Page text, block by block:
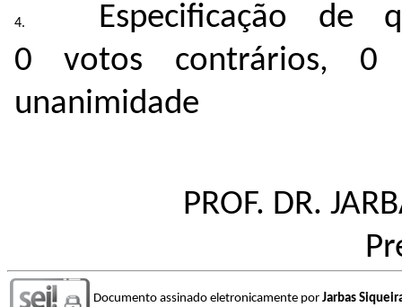
Especificação de
0 votos contrários, 0
unanimidade
PROF. DR.
Documento assinado eletronicamente por Jarbas